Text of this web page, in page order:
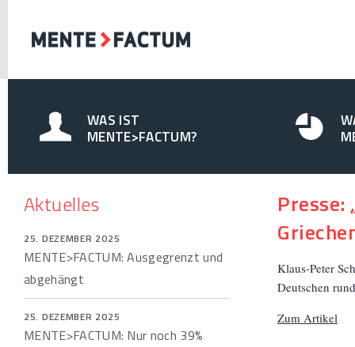
WAS IST
MENTE>FACTUM?
Aktuelles
25. DEZEMBER 2025
MENTE>FACTUM: Ausgegrenzt und
abgehängt
25. DEZEMBER 2025
MENTE>FACTUM: Nur noch 39%
Presse:
Klaus-Peter
Deutschen
Zum Artikel